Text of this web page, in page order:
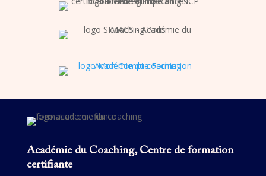
Académie du Coaching, Centre de formation
certifiante